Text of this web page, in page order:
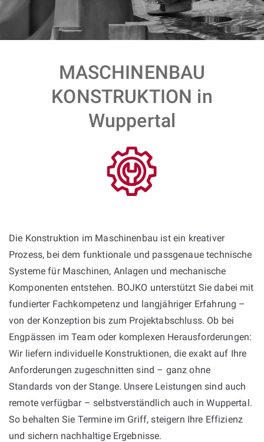
MASCHINENBAU
KONSTRUKTION in
Wuppertal
Die Konstruktion im Maschinenbau ist ein kreativer
Prozess, bei dem funktionale und passgenaue technische
Systeme für Maschinen, Anlagen und mechanische
Komponenten entstehen. BOJKO unterstützt Sie dabei mit
fundierter Fachkompetenz und langjähriger Erfahrung –
von der Konzeption bis zum Projektabschluss. Ob bei
Engpässen im Team oder komplexen Herausforderungen:
Wir liefern individuelle Konstruktionen, die exakt auf Ihre
Anforderungen zugeschnitten sind – ganz ohne
Standards von der Stange. Unsere Leistungen sind auch
remote verfügbar – selbstverständlich auch in Wuppertal.
So behalten Sie Termine im Griff, steigern Ihre Effizienz
und sichern nachhaltige Ergebnisse.